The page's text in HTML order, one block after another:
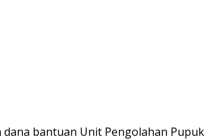
dana bantuan Unit Pengolahan Pupuk